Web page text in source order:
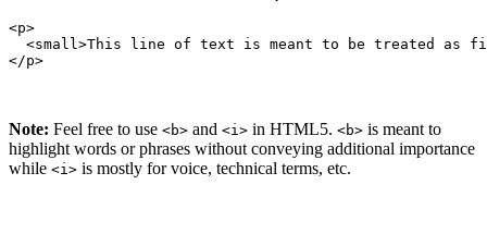
<p>
<small>This line of text is meant to be treated as
</p>
Note: Feel free to use <b> and <i> in HTML5. <b> is meant to
highlight words or phrases without conveying additional importance
while <i> is mostly for voice, technical terms, etc.